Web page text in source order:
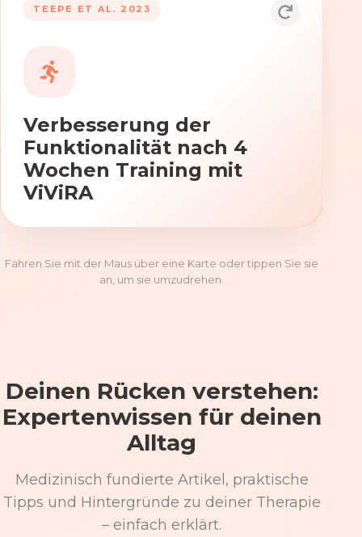
TEEPE ET AL. 2023
Verbesserung der
Funktionalität nach 4
Wochen Training mit
ViViRA
Durch die Anwendung von ViViRA
Beweglichkeit und Koordination nach
Fahren Sie mit der Maus über eine Karte oder tippen Sie sie
an, um sie umzudrehen.
Deinen Rücken verstehen:
Expertenwissen für deinen
Alltag
Medizinisch fundierte Artikel, praktische
Tipps und Hintergründe zu deiner Therapie
– einfach erklärt.